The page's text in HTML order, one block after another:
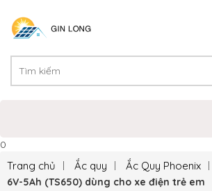
0
Trang chủ Ắc quy Ắc Quy Phoenix
6V-5Ah (TS650) dùng cho xe điện trẻ em